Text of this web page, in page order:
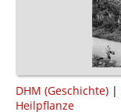
DHM (Geschichte) |
Heilpflanze